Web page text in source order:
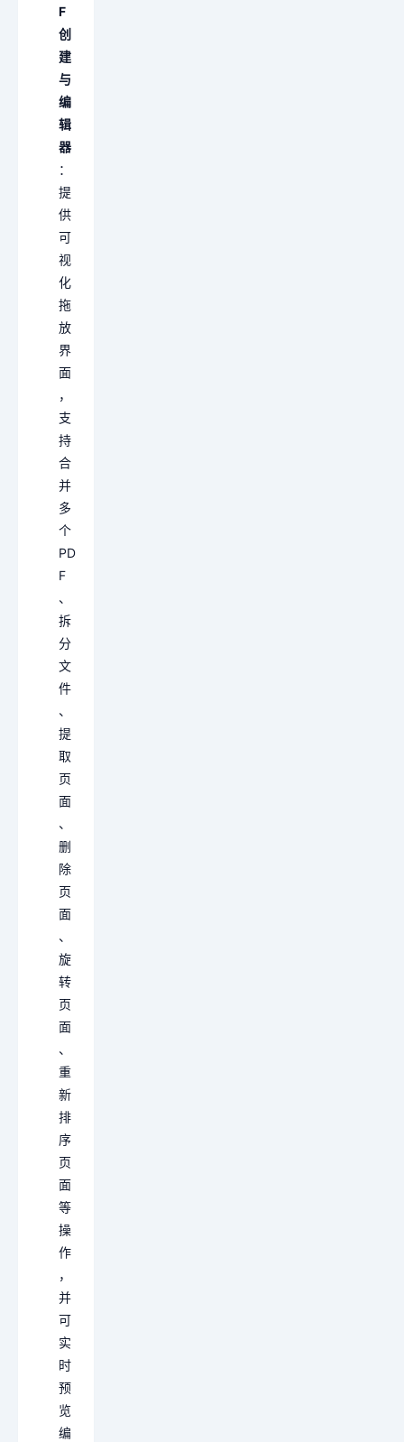
F
创
建
与
编
辑
器
：
提
供
可
视
化
拖
放
界
面
，
支
持
合
并
多
个
PD
F
、
拆
分
文
件
、
提
取
页
面
、
删
除
页
面
、
旋
转
页
面
、
重
新
排
序
页
面
等
操
作
，
并
可
实
时
预
览
编